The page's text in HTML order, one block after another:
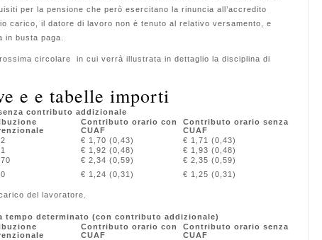
per la pensione che però esercitano la rinuncia all’accredito
carico, il datore di lavoro non è tenuto al relativo versamento, e
busta paga.
circolare in cui verrà illustrata in dettaglio la disciplina di
e e tabelle importi
contributo addizionale
Contributo orario con
CUAF
Contributo orario senza
CUAF
€ 1,70 (0,43)
€ 1,71 (0,43)
€ 1,92 (0,48)
€ 1,93 (0,48)
€ 2,34 (0,59)
€ 2,35 (0,59)
€ 1,24 (0,31) € 1,25 (0,31)
del lavoratore.
tempo determinato (con contributo addizionale)
Contributo orario con
CUAF
Contributo orario senza
CUAF